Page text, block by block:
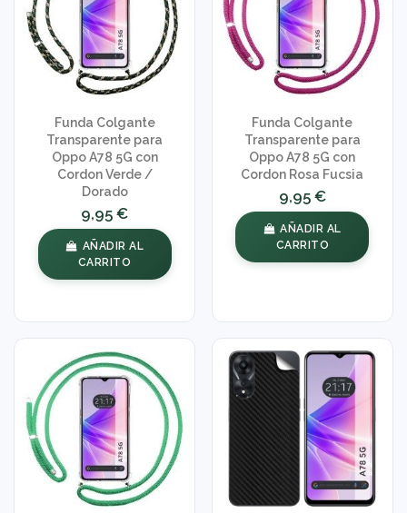
Funda Colgante
Transparente para
Oppo A78 5G con
Cordon Verde /
Dorado
9,95 €
AÑADIR AL
CARRITO
Funda Colgante
Transparente para
Oppo A78 5G con
Cordon Rosa Fucsia
9,95 €
AÑADIR AL
CARRITO